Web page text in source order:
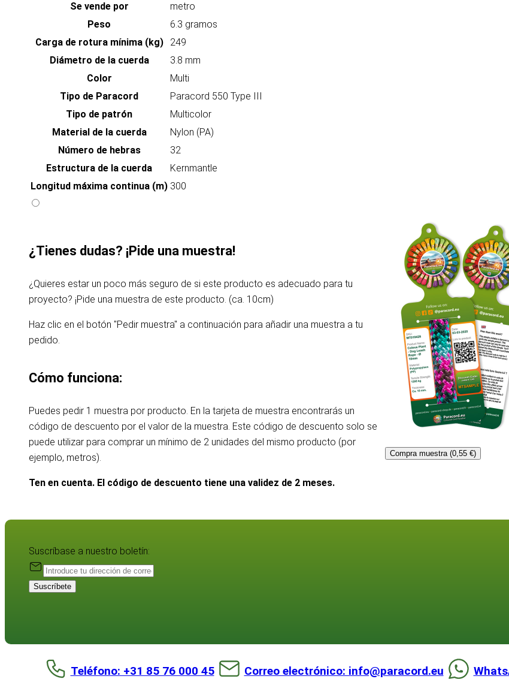
Se vende por
metro
Peso
6.3 gramos
Carga de rotura mínima (kg)
249
Diámetro de la cuerda
3.8 mm
Color
Multi
Tipo de Paracord
Paracord 550 Type III
Tipo de patrón
Multicolor
Material de la cuerda
Nylon (PA)
Número de hebras
32
Estructura de la cuerda
Kernmantle
Longitud máxima continua (m) 300
¿Tienes dudas? ¡Pide una muestra!
¿Quieres estar un poco más seguro de si este producto es adecuado para tu
proyecto? ¡Pide una muestra de este producto. (ca. 10cm)
Haz clic en el botón "Pedir muestra" a continuación para añadir una muestra a tu
pedido.
Cómo funciona:
Puedes pedir 1 muestra por producto. En la tarjeta de muestra encontrarás un
código de descuento por el valor de la muestra. Este código de descuento solo se
puede utilizar para comprar un mínimo de 2 unidades del mismo producto (por
ejemplo, metros).
Ten en cuenta. El código de descuento tiene una validez de 2 meses.
Compra muestra (0,55 €)
Suscríbase a nuestro boletín:
Suscríbete
Teléfono: +31 85 76 000 45 Correo electrónico: info@paracord.eu